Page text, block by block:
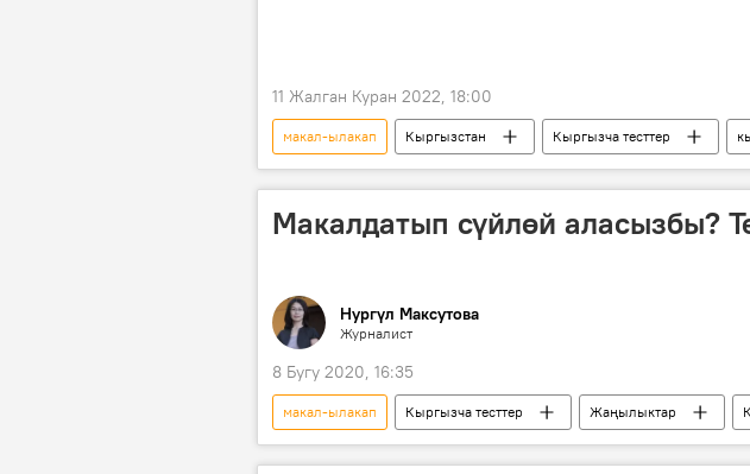
11 Жалган Куран 2022, 18:00
макал-ылакап Кыргызстан Кыргызча тесттер
Макалдатып сүйлөй аласызбы?
Нургүл Максутова
Журналист
8 Бугу 2020, 16:35
макал-ылакап Кыргызча тесттер Жаңылыктар
Маданият
Викториналар кыргыз тили